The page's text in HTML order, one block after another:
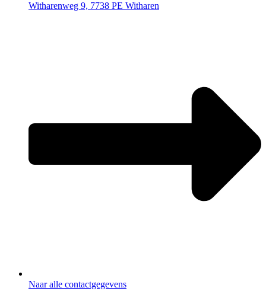
Witharenweg 9, 7738 PE Witharen
Naar alle contactgegevens